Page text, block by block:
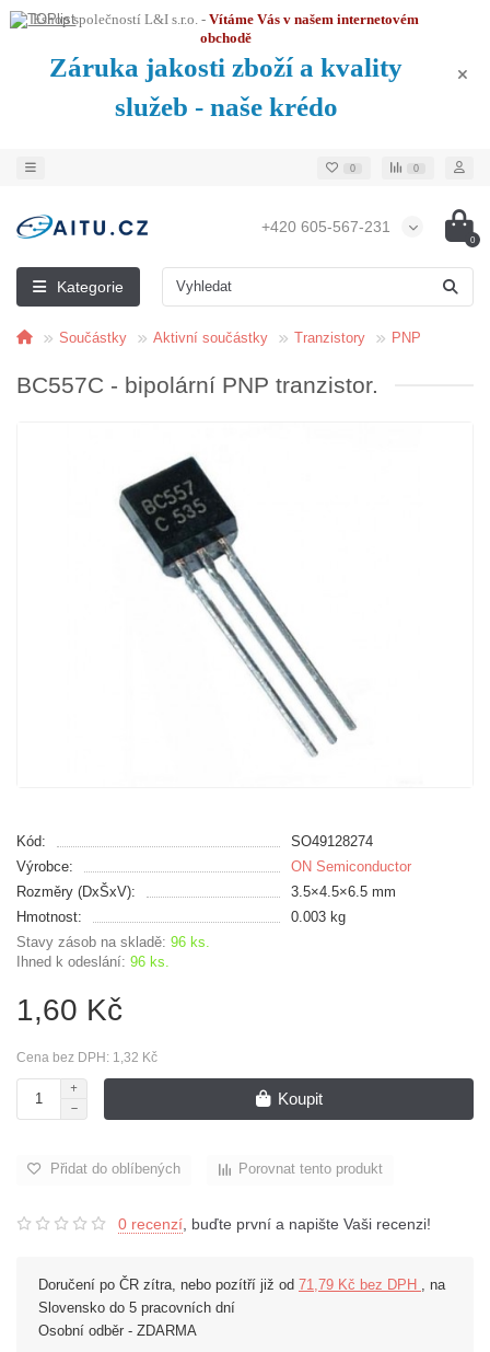
Eshop společností L&I s.r.o. - Vítáme Vás v našem internetovém
obchodě
Záruka jakosti zboží a kvality
služeb - naše krédo
0 0
+420 605-567-231
0
Kategorie
Součástky Aktivní součástky Tranzistory PNP
BC557C - bipolární PNP tranzistor.
Kód:
SO49128274
Výrobce:
ON Semiconductor
Rozměry (DxŠxV):
3.5×4.5×6.5 mm
Hmotnost:
0.003 kg
Stavy zásob na skladě: 96 ks.
Ihned k odeslání: 96 ks.
1,60 Kč
Cena bez DPH: 1,32 Kč
Koupit
Přidat do oblíbených Porovnat tento produkt
0 recenzí , buďte první a napište Vaši recenzi!
Doručení po ČR zítra, nebo pozítří již od 71,79 Kč bez DPH
, na
Slovensko do 5 pracovních dní
Osobní odběr - ZDARMA